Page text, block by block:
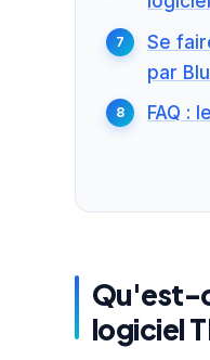
Se
par
FAQ :
Qu'est-
logiciel